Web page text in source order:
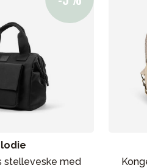
stelleveske med
Barn og baby
Leker og spill
Sol og